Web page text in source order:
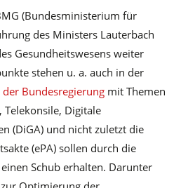
(Bundesministerium für
des Ministers Lauterbach
Gesundheitswesens weiter
stehen u. a. auch in der
Bundesregierung mit Themen
Digitale
(DiGA) und nicht zuletzt die
(ePA) sollen durch die
Schub erhalten. Darunter